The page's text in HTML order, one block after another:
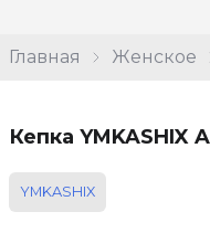
Главная Женское
Кепка YMKASHIX
YMKASHIX